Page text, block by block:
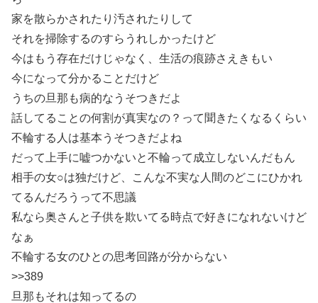
家を散らかされたり汚されたりして
それを掃除するのすらうれしかったけど
今はもう存在だけじゃなく、生活の痕跡さえきもい
今になって分かることだけど
うちの旦那も病的なうそつきだよ
話してることの何割が真実なの？って聞きたくなるくらい
不輪する人は基本うそつきだよね
だって上手に嘘つかないと不輪って成立しないんだもん
相手の女○は独だけど、こんな不実な人間のどこにひかれ
てるんだろうって不思議
私なら奥さんと子供を欺いてる時点で好きになれないけど
なぁ
不輪する女のひとの思考回路が分からない
>>389
旦那もそれは知ってるの